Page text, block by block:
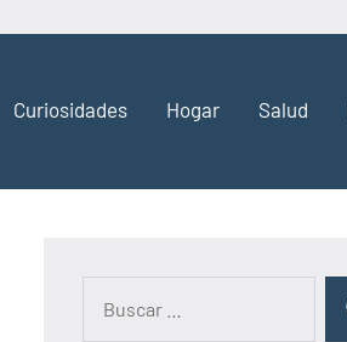
Curiosidades Hogar Salud